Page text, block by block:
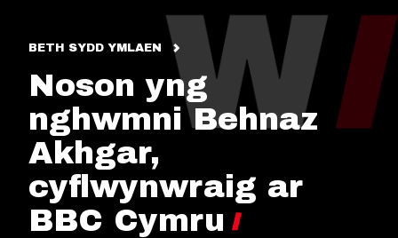
BETH SYDD YMLAEN
Noson yng
nghwmni Behnaz
Akhgar,
cyflwynwraig ar
BBC Cymru